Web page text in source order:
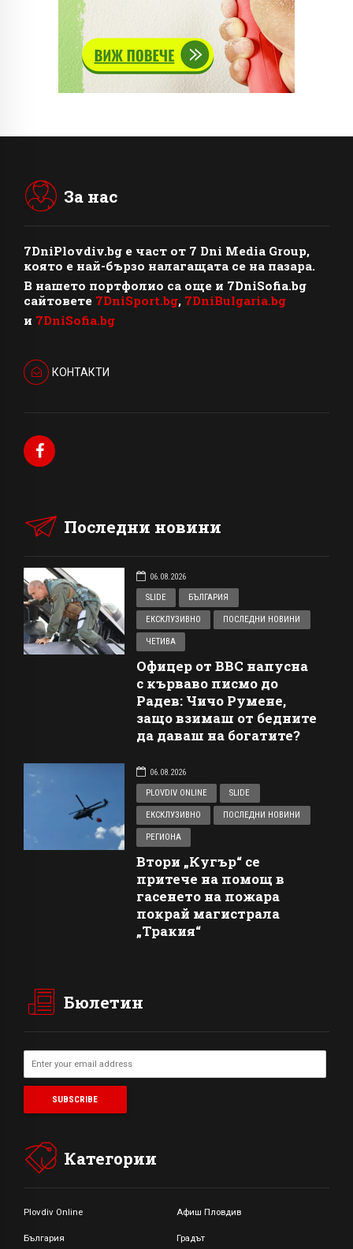
За нас
7DniPlovdiv.bg e част от 7 Dni Media Group,
която е най-бързо налагащата се на пазара.
В нашето портфолио са още и 7DniSofia.bg
сайтовете 7DniSport.bg, 7DniBulgaria.bg
и 7DniSofia.bg
КОНТАКТИ
Последни новини
06.08.2026
SLIDE
БЪЛГАРИЯ
ЕКСКЛУЗИВНО ПОСЛЕДНИ НОВИНИ
ЧЕТИВА
Офицер от ВВС напусна
с кърваво писмо до
Радев: Чичо Румене,
защо взимаш от бедните
да даваш на богатите?
06.08.2026
PLOVDIV ONLINE
SLIDE
ЕКСКЛУЗИВНО ПОСЛЕДНИ НОВИНИ
РЕГИОНА
Втори „Кугър“ се
притече на помощ в
гасенето на пожара
покрай магистрала
„Тракия“
Бюлетин
Категории
Plovdiv Online Афиш Пловдив
България Градът